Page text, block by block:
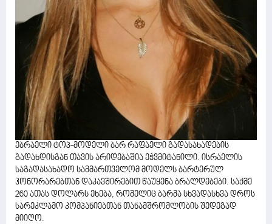
ებრაელი ტოპ-მოდელი ბარ რაფაელი გადასახადების
გადახდისგან თავის არიდებაშია ეჭვმიტანილი. ისრაელის
საგადასახადო სამმართველომ მოდელს ბარტერულ
ჰონორარებთან დაკავშირებით წაუყენა ბრალდებები. საქმე
260 ათას დოლარს ეხება, რომელიც ბარმა სხვადასხვა დროს
სარეკლამო კომპანიებთან თანამშრომლობის შედეგად
მიიღო.